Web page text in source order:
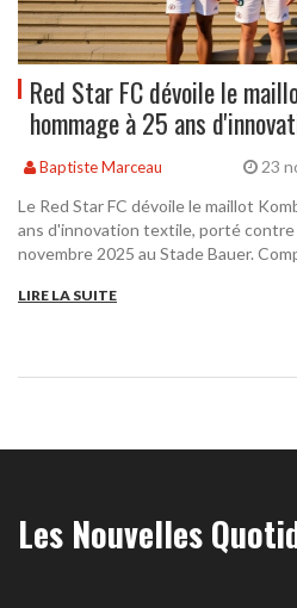
Red Star FC dévoile le
hommage à 25 ans
Foot 63
Baptiste Marceau 23
Le Red Star FC dévoile le maillot
ans d'innovation textile, porté
novembre 2025 au Stade Bauer.
écologie.
LIRE LA SUITE
Les Nouvelles